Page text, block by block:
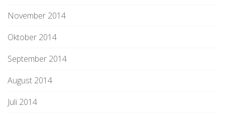
November 2014
Oktober 2014
September 2014
August 2014
Juli 2014